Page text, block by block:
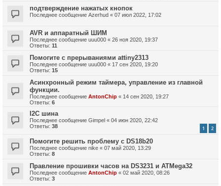
подтверждение нажатых кнопок
Последнее сообщение Azerhud « 07 июл 2022, 17:02
AVR и аппаратный ШИМ
Последнее сообщение uuu000 « 26 ноя 2020, 19:37
Ответы: 11
Помогите с прерываниями attiny2313
Последнее сообщение uuu000 « 17 сен 2020, 19:20
Ответы: 15
Асинхронный режим таймера, управление из главной
функции.
Последнее сообщение AntonChip « 14 сен 2020, 19:27
Ответы: 6
I2C шина
Последнее сообщение Gimpel « 04 июн 2020, 22:42
Ответы: 38 1 2
Помогите решить проблему с DS18b20
Последнее сообщение nike « 07 май 2020, 13:29
Ответы: 8
Правление прошивки часов на DS3231 и ATMega32
Последнее сообщение AntonChip « 02 май 2020, 08:26
Ответы: 3